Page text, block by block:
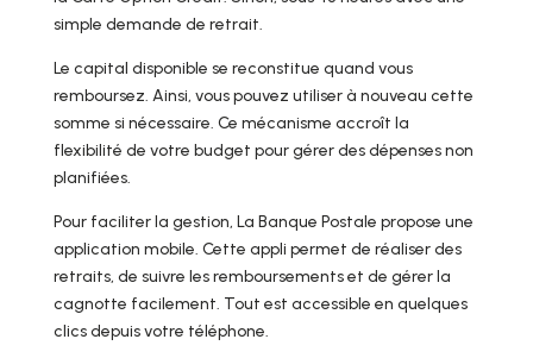
simple demande de retrait.
Le capital disponible se reconstitue quand vous
remboursez. Ainsi, vous pouvez utiliser à nouveau cette
somme si nécessaire. Ce mécanisme accroît la
flexibilité de votre budget pour gérer des dépenses non
planifiées.
Pour faciliter la gestion, La Banque Postale propose une
application mobile. Cette appli permet de réaliser des
retraits, de suivre les remboursements et de gérer la
cagnotte facilement. Tout est accessible en quelques
clics depuis votre téléphone.